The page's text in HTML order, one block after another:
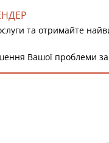
та отримайте
Вашої проблеми